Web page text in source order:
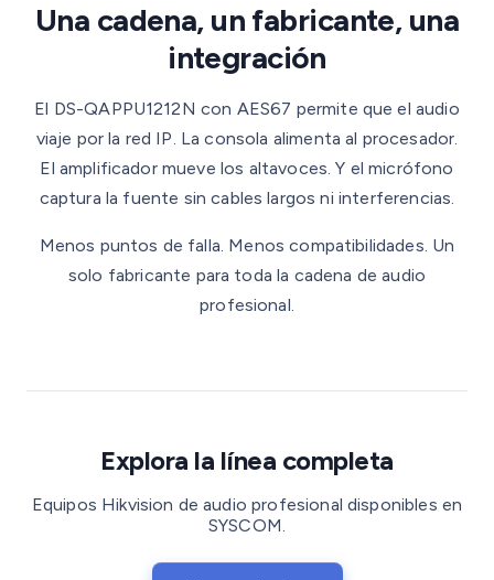
Una cadena, un fabricante, una
integración
El DS-QAPPU1212N con AES67 permite que el audio
viaje por la red IP. La consola alimenta al procesador.
El amplificador mueve los altavoces. Y el micrófono
captura la fuente sin cables largos ni interferencias.
Menos puntos de falla. Menos compatibilidades. Un
solo fabricante para toda la cadena de audio
profesional.
Explora la línea completa
Equipos Hikvision de audio profesional disponibles en
SYSCOM.